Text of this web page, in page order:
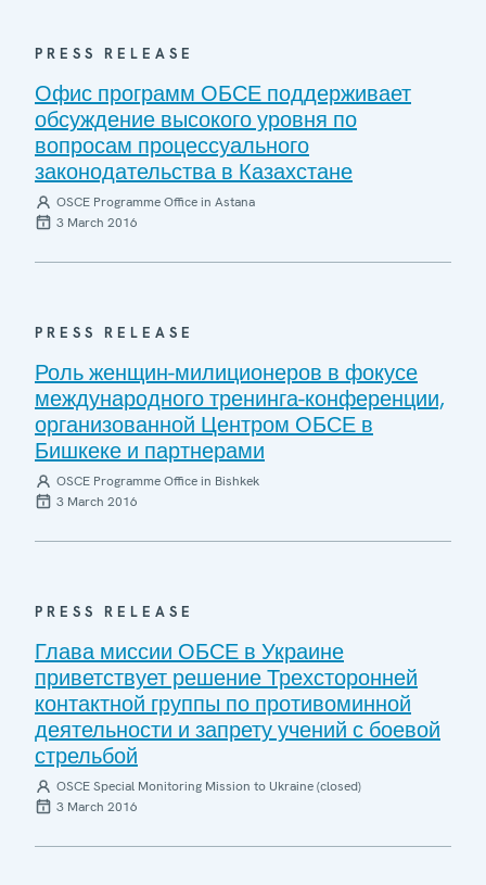
PRESS RELEASE
Офис программ ОБСЕ поддерживает
обсуждение высокого уровня по
вопросам процессуального
законодательства в Казахстане
OSCE Programme Office in Astana
3 March 2016
PRESS RELEASE
Роль женщин-милиционеров в фокусе
международного тренинга-конференции,
организованной Центром ОБСЕ в
Бишкеке и партнерами
OSCE Programme Office in Bishkek
3 March 2016
PRESS RELEASE
Глава миссии ОБСЕ в Украине
приветствует решение Трехсторонней
контактной группы по противоминной
деятельности и запрету учений с боевой
стрельбой
OSCE Special Monitoring Mission to Ukraine (closed)
3 March 2016